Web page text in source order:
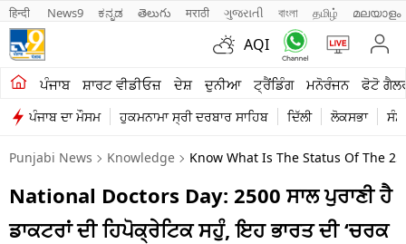
हिन्दी News9 ಕನ್ನಡ తెలుగు मराठी ગુજરાતી বাংলা தமிழ் മലയാളം
AQI
ਪੰਜਾਬ ਸ਼ਾਰਟ ਵੀਡੀਓਜ਼ ਦੇਸ਼ ਦੁਨੀਆ ਟ੍ਰੈਂਡਿੰਗ ਮਨੋਰੰਜਨ ਫੋਟੋ
ਪੰਜਾਬ ਦਾ ਮੌਸਮ ਹੁਕਮਨਾਮਾ ਸ੍ਰੀ ਦਰਬਾਰ ਸਾਹਿਬ ਦਿੱਲੀ ਲੋਕਸਭਾ
ਖੇਤੀਬਾੜੀ
ਸ਼ਾਰਟ ਵੀਡੀਓਜ਼
ਕਾਰੋਬਾਰ
ਕਰਿਅਰ
Punjabi News Knowledge Know What Is The Status Of The
National Doctors Day: 2500 ਸਾਲ ਪੁਰਾਣੀ ਹੈ
ਡਾਕਟਰਾਂ ਦੀ ਹਿਪੋਕ੍ਰੇਟਿਕ ਸਹੁੰ, ਇਹ ਭਾਰਤ ਦੀ ‘ਚਰਕ